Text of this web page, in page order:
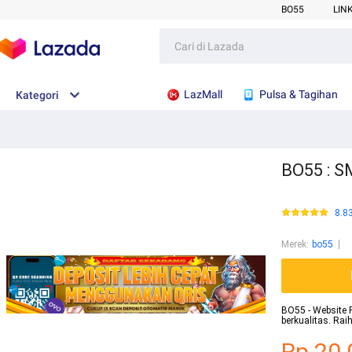
BO55
Kategori LazMall Pulsa & Tagihan
BO55 :
Merek: bo55
BO55 - Website
berkualitas.